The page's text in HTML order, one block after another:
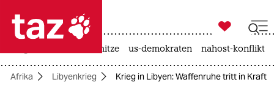
 taz zahl ich
taz zahl ich

taz zahl ich
hitze us-demokraten nahost-konflikt
Afrika Libyenkrieg Krieg in Libyen: Waffenruhe tritt in Kraft